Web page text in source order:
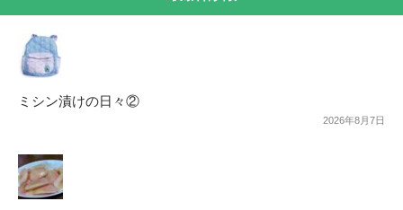
ミシン漬けの日々②
2026年8月7日